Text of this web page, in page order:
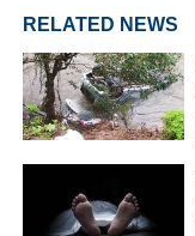
RELATED NEWS